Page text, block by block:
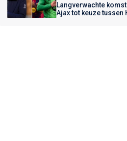
Langverwachte
Ajax tot keuze tussen